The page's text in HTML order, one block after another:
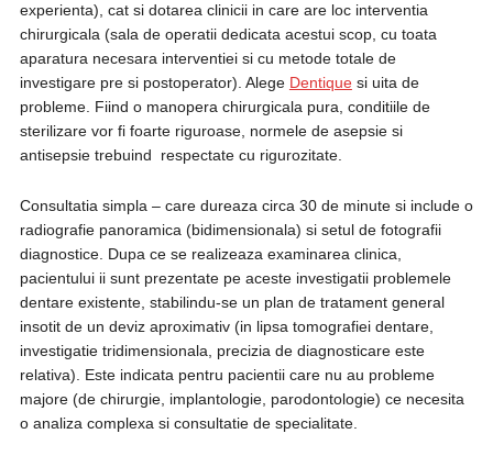
experienta), cat si dotarea clinicii in care are loc interventia
chirurgicala (sala de operatii dedicata acestui scop, cu toata
aparatura necesara interventiei si cu metode totale de
investigare pre si postoperator). Alege Dentiquesi uita de
probleme. Fiind o manopera chirurgicala pura, conditiile de
sterilizare vor fi foarte riguroase, normele de asepsie si
antisepsie trebuind respectate cu rigurozitate.
Consultatia simpla – care dureaza circa 30 de minute si include o
radiografie panoramica (bidimensionala) si setul de fotografii
diagnostice. Dupa ce se realizeaza examinarea clinica,
pacientului ii sunt prezentate pe aceste investigatii problemele
dentare existente, stabilindu-se un plan de tratament general
insotit de un deviz aproximativ (in lipsa tomografiei dentare,
investigatie tridimensionala, precizia de diagnosticare este
relativa). Este indicata pentru pacientii care nu au probleme
majore (de chirurgie, implantologie, parodontologie) ce necesita
o analiza complexa si consultatie de specialitate.